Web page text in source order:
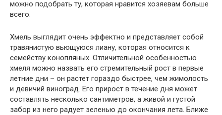
можно подобрать ту, которая нравится хозяевам больше
всего.
Хмель выглядит очень эффектно и представляет собой
травянистую вьющуюся лиану, которая относится к
семейству конопляных. Отличительной особенностью
хмеля можно назвать его стремительный рост в первые
летние дни – он растет гораздо быстрее, чем жимолость
и девичий виноград. Его прирост в течение дня может
составлять несколько сантиметров, а живой и густой
забор из него радует зеленью до окончания лета. Ближе